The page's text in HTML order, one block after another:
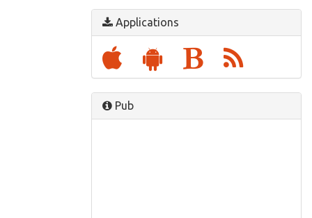
Applications
Pub